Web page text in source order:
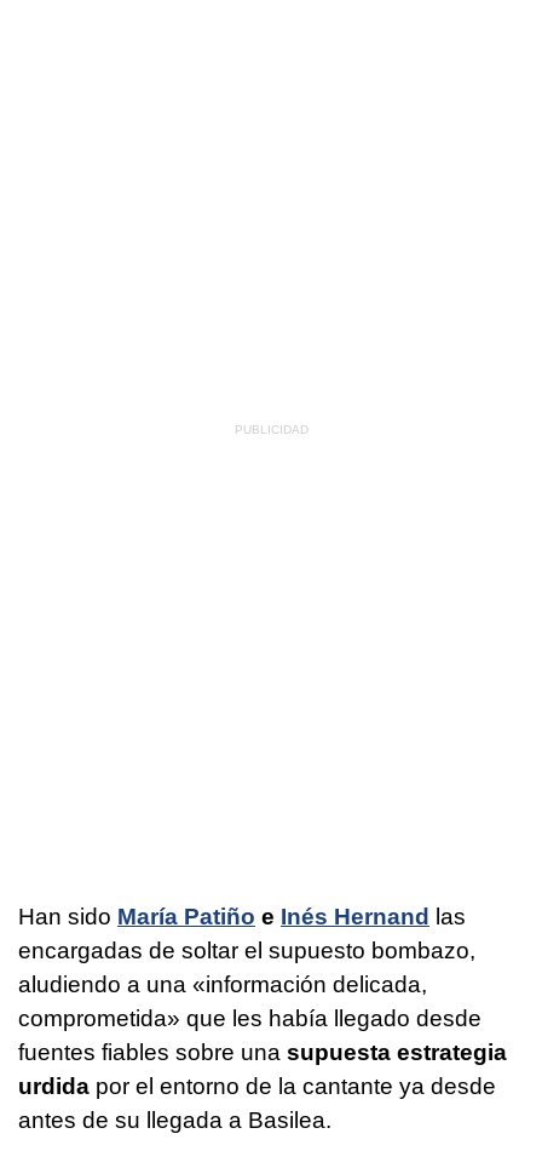
Han sido María Patiño e Inés Hernand las
encargadas de soltar el supuesto bombazo,
aludiendo a una «información delicada,
comprometida» que les había llegado desde
fuentes fiables sobre una supuesta estrategia
urdida por el entorno de la cantante ya desde
antes de su llegada a Basilea.